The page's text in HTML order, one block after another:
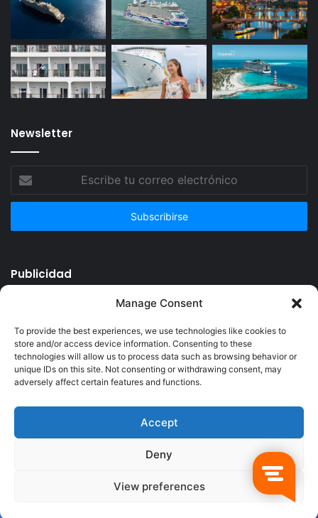
Manage Consent
To provide the best experiences, we use technologies like cookies to
store and/or access device information. Consenting to these
technologies will allow us to process data such as browsing behavior or
unique IDs on this site. Not consenting or withdrawing consent, may
adversely affect certain features and functions.
Accept
Deny
View preferences
Newsletter
correo
Publicidad
© Copyright 2026, Todos los derechos reservados @Crucerum |
Facebook
Twitter Instagram